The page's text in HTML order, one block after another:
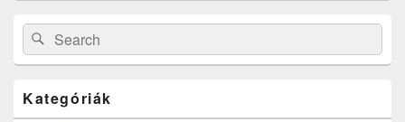
Search
for:
Search
Kategóriák